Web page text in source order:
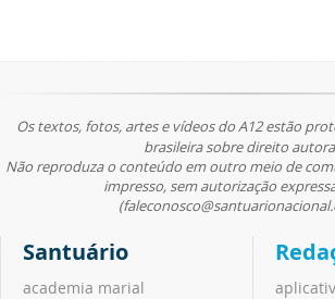
Os textos, fotos, artes e vídeos do A12 estão
brasileira sobre direito
Não reproduza o conteúdo em outro meio de
impresso, sem autorização
Santuário
academia marial